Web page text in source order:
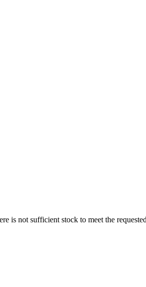
is not sufficient stock to meet the